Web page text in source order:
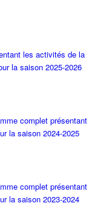
les activités de la
la saison 2025-2026
complet présentant
la saison 2024-2025
complet présentant
la saison 2023-2024